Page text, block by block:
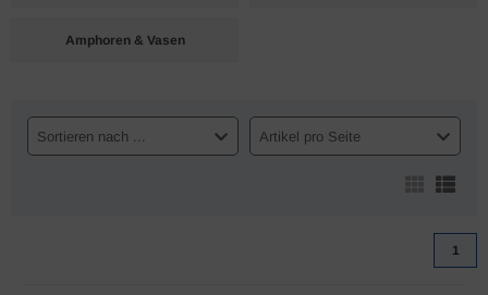
Amphoren & Vasen
Sortieren nach ... Artikel pro Seite
1